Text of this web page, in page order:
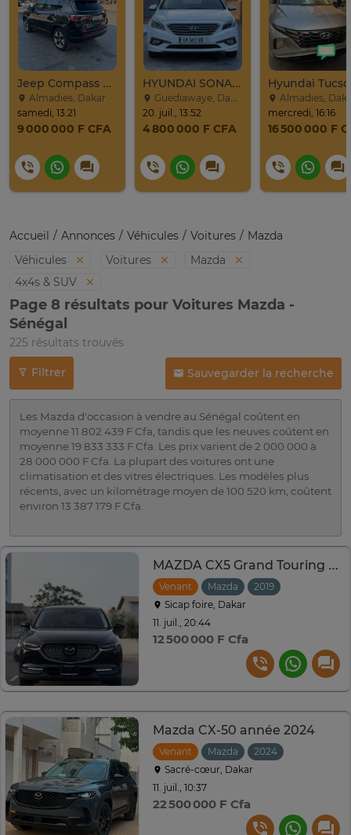
Jeep Compass SUV Noir Essence Automatique
Almadies, Dakar
samedi, 13:21
9 000 000 F CFA
HYUNDAI SONATA 2016
Guediawaye, Dakar
20. juil., 13:52
4 800 000 F CFA
Almadies,
mercredi, 16:16
16 500 000 F
Accueil Annonces Véhicules Voitures
Mazda
Véhicules
Voitures
Mazda
4x4s & SUV
Page 8 résultats pour Voitures Mazda -
Sénégal
225 résultats trouvés
Filtrer Sauvegarder la recherche
Les Mazda d'occasion à vendre au Sénégal coûtent en
moyenne 11 802 439 F Cfa, tandis que les neuves coûtent en
moyenne 19 833 333 F Cfa. Les prix varient de 2 000 000 à
28 000 000 F Cfa. La plupart des voitures ont une
climatisation et des vitres électriques. Les modèles plus
récents, avec un kilométrage moyen de 100 520 km, coûtent
environ 13 387 179 F Cfa.
MAZDA CX5 Grand Touring 2019
Venant Mazda 2019
Sicap foire, Dakar
11. juil., 20:44
12 500 000 F Cfa
Mazda CX-50 année 2024
Venant Mazda 2024
Sacré-cœur, Dakar
11. juil., 10:37
22 500 000 F Cfa